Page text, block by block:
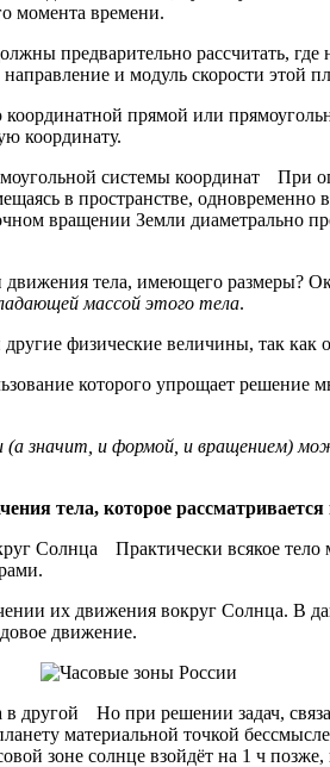
момента времени.
предварительно рассчитать,
и модуль скорости этой
прямой или
координату.
При
в пространстве, одновременно
вращении Земли диаметрально
тела, имеющего размеры?
массой этого тела.
физические величины, так
которого упрощает решение
значит, и формой, и вращением)
тела, которое
Практически всякое тело
их движения вокруг Солнца. В
движение.
Но при решении задач,
материальной точкой
зоне солнце взойдёт на 1 ч